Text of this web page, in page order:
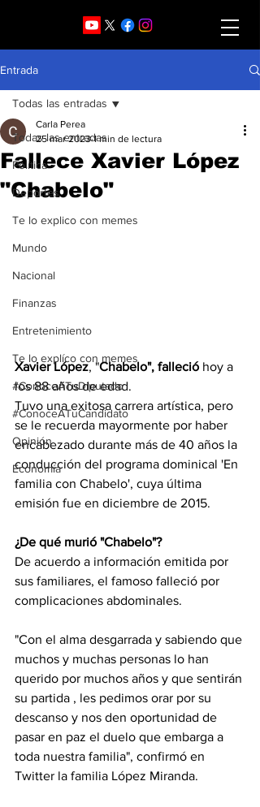
Entrada
Todas las entradas
Política
Deportes
Te lo explico con memes
Mundo
Nacional
Finanzas
Entretenimiento
Te lo explíco con memes
#ConoceATuDiputado
#ConoceATuCandidato
Opinión
Economía
Todas las entradas
Fallece Xavier López
"Chabelo"
Carla Perea
25 mar 2023 1 min de lectura
Xavier López, "Chabelo", falleció hoy a
los 88 años de edad.
Tuvo una exitosa carrera artística, pero
se le recuerda mayormente por haber
encabezado durante más de 40 años la
conducción del programa dominical 'En
familia con Chabelo', cuya última
emisión fue en diciembre de 2015.
¿De qué murió "Chabelo"?
De acuerdo a información emitida por
sus familiares, el famoso falleció por
complicaciones abdominales.
"Con el alma desgarrada y sabiendo que
muchos y muchas personas lo han
querido por muchos años y que sentirán
su partida , les pedimos orar por su
descanso y nos den oportunidad de
pasar en paz el duelo que embarga a
toda nuestra familia", confirmó en
Twitter la familia López Miranda.